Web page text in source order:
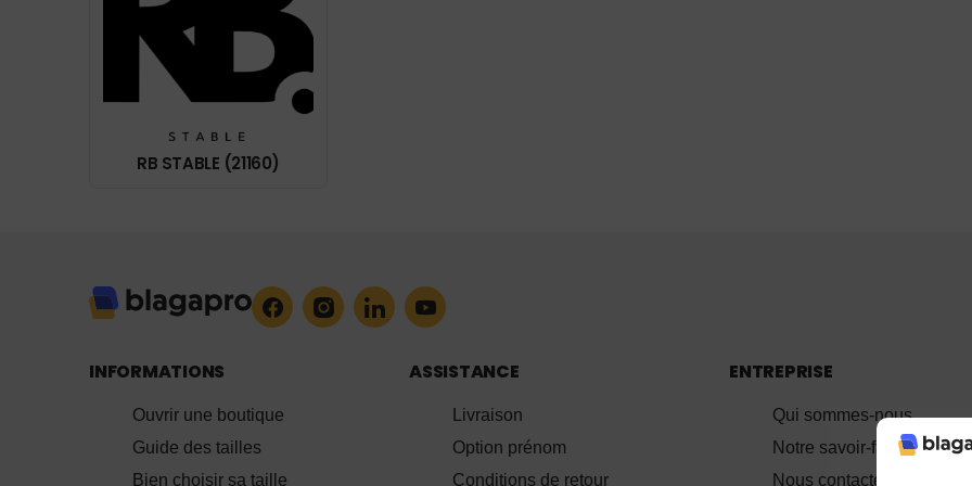
RB STABLE (21160)
INFORMATIONS
Ouvrir une boutique
Guide des tailles
Bien choisir sa taille
ASSISTANCE
Livraison
Option prénom
Conditions de retour
ENTREPRISE
Qui sommes-nous
Notre savoir-faire
Nous contacter